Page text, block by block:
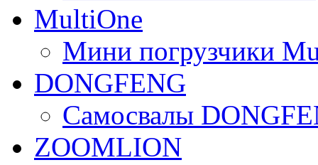
MultiOne
Мини погрузчики
DONGFENG
Самосвалы
ZOOMLION